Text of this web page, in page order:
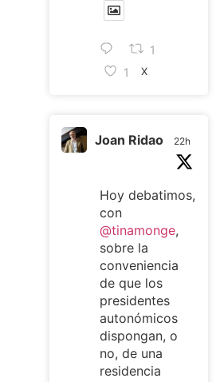
1
1
X
Joan Ridao 22h
Hoy debatimos,
con
@tinamonge,
sobre la
conveniencia
de que los
presidentes
autonómicos
dispongan, o
no, de una
residencia